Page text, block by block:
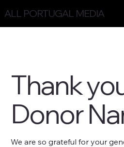
ALL PORTUGAL MEDIA
Thank
Donor
We are so grateful for your